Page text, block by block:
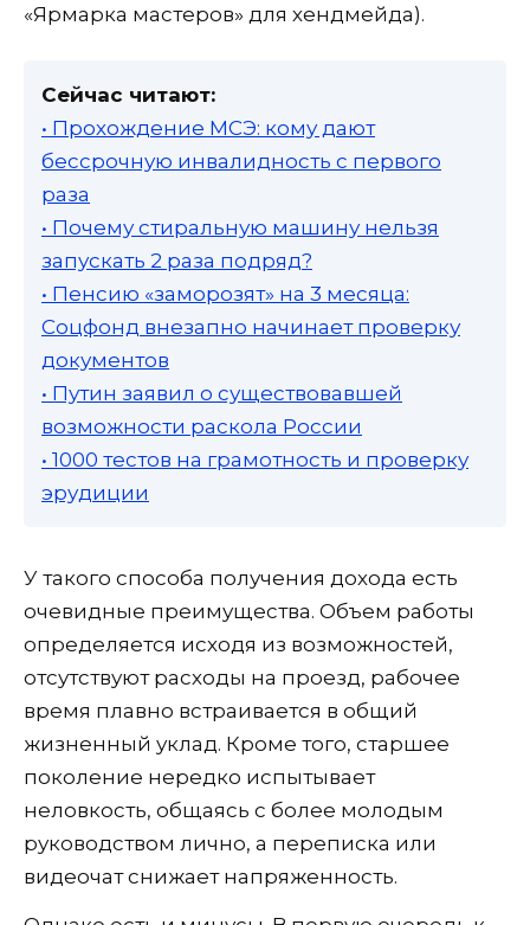
«Ярмарка мастеров» для хендмейда).
Сейчас читают:
• Прохождение МСЭ: кому дают
бессрочную инвалидность с первого
раза
• Почему стиральную машину нельзя
запускать 2 раза подряд?
• Пенсию «заморозят» на 3 месяца:
Соцфонд внезапно начинает проверку
документов
• Путин заявил о существовавшей
возможности раскола России
• 1000 тестов на грамотность и проверку
эрудиции
У такого способа получения дохода есть
очевидные преимущества. Объем работы
определяется исходя из возможностей,
отсутствуют расходы на проезд, рабочее
время плавно встраивается в общий
жизненный уклад. Кроме того, старшее
поколение нередко испытывает
неловкость, общаясь с более молодым
руководством лично, а переписка или
видеочат снижает напряженность.